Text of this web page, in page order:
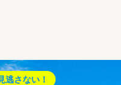
逃さない！